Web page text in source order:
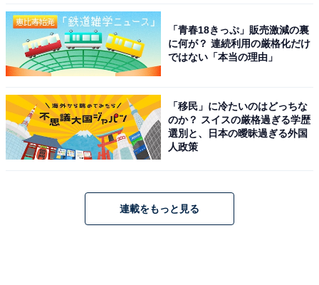
「青春18きっぷ」販売激減の裏
に何が？ 連続利用の厳格化だけ
ではない「本当の理由」
「移民」に冷たいのはどっちな
のか？ スイスの厳格過ぎる学歴
選別と、日本の曖昧過ぎる外国
人政策
連載をもっと見る